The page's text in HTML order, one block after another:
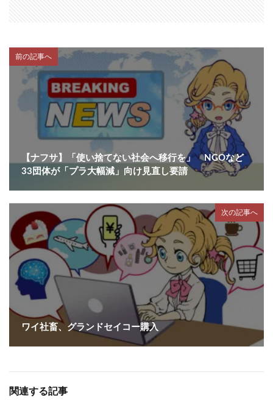
前の記事へ
【ナフサ】「使い捨てない社会へ移行を」 NGOなど
33団体が「プラ大幅減」向け見直し要請
次の記事へ
ワイ社畜、グランドセイコー購入
関連する記事